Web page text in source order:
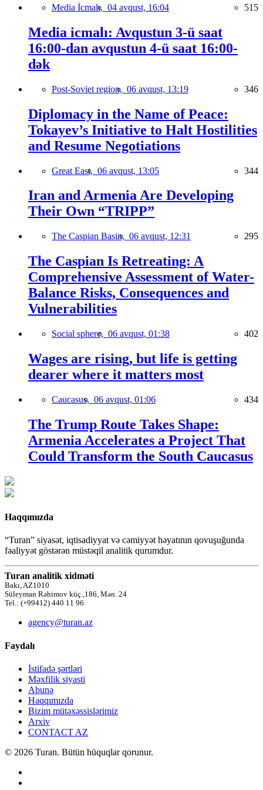
Media İcmalı, 04 avqust, 16:04 515
Media icmalı: Avqustun 3-ü saat
16:00-dan avqustun 4-ü saat 16:00-
dək
Post-Soviet region, 06 avqust, 13:19 346
Diplomacy in the Name of Peace:
Tokayev’s Initiative to Halt Hostilities
and Resume Negotiations
Great East, 06 avqust, 13:05 344
Iran and Armenia Are Developing
Their Own “TRIPP”
The Caspian Basin, 06 avqust, 12:31 295
The Caspian Is Retreating: A
Comprehensive Assessment of Water-
Balance Risks, Consequences and
Vulnerabilities
Social sphere, 06 avqust, 01:38 402
Wages are rising, but life is getting
dearer where it matters most
Caucasus, 06 avqust, 01:06 434
The Trump Route Takes Shape:
Armenia Accelerates a Project That
Could Transform the South Caucasus
Haqqımızda
“Turan” siyasət, iqtisadiyyat və cəmiyyət həyatının qovuşuğunda
fəaliyyət göstərən müstəqil analitik qurumdur.
Turan analitik xidməti
Bakı, AZ1010
Süleyman Rəhimov küç.,186, Mən. 24
Tel.: (+99412) 440 11 96
agency@turan.az
Faydalı
İstifadə şərtləri
Məxfilik siyasti
Abunə
Haqqımızda
Bizim mütəxəssislərimiz
Arxiv
CONTACT AZ
© 2026 Turan. Bütün hüquqlar qorunur.